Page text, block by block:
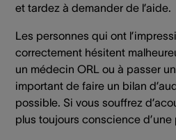
et tardez à demander de l’aide.
Les personnes qui ont
correctement hésitent
un médecin ORL ou à passer
important de faire un bilan
possible. Si vous souffrez
plus toujours conscience